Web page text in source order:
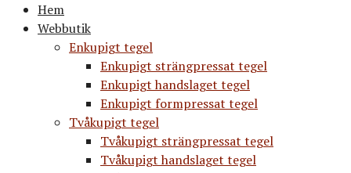
Hem
Webbutik
Enkupigt tegel
Enkupigt strängpressat tegel
Enkupigt handslaget tegel
Enkupigt formpressat tegel
Tvåkupigt tegel
Tvåkupigt strängpressat tegel
Tvåkupigt handslaget tegel